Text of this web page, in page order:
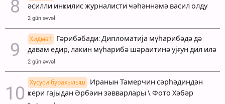
әсилли инҝилис журналисти ҹәһәннәмә васил олду
2 gün əvvəl
Хидмәт
Гәрибәбади: Дипломатија мүһарибәдә дә
давам едир, лакин мүһарибә шәраитинә ујғун дил илә
2 gün əvvəl
Хүсуси бурахылыш
Иранын Тамерчин сәрһәдиндән
ҝери гајыдан Әрбәин зәвварлары \ Фото Хәбәр